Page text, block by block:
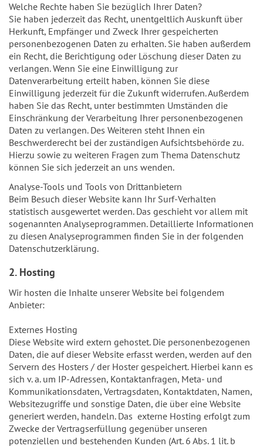
Welche Rechte haben Sie bezüglich Ihrer Daten?
Sie haben jederzeit das Recht, unentgeltlich Auskunft über
Herkunft, Empfänger und Zweck Ihrer gespeicherten
personenbezogenen Daten zu erhalten. Sie haben außerdem
ein Recht, die Berichtigung oder Löschung dieser Daten zu
verlangen. Wenn Sie eine Einwilligung zur
Datenverarbeitung erteilt haben, können Sie diese
Einwilligung jederzeit für die Zukunft widerrufen. Außerdem
haben Sie das Recht, unter bestimmten Umständen die
Einschränkung der Verarbeitung Ihrer personenbezogenen
Daten zu verlangen. Des Weiteren steht Ihnen ein
Beschwerderecht bei der zuständigen Aufsichtsbehörde zu.
Hierzu sowie zu weiteren Fragen zum Thema Datenschutz
können Sie sich jederzeit an uns wenden.
Analyse-Tools und Tools von Drittanbietern
Beim Besuch dieser Website kann Ihr Surf-Verhalten
statistisch ausgewertet werden. Das geschieht vor allem mit
sogenannten Analyseprogrammen. Detaillierte Informationen
zu diesen Analyseprogrammen finden Sie in der folgenden
Datenschutzerklärung.
2. Hosting
Wir hosten die Inhalte unserer Website bei folgendem
Anbieter:
Externes Hosting
Diese Website wird extern gehostet. Die personenbezogenen
Daten, die auf dieser Website erfasst werden, werden auf den
Servern des Hosters / der Hoster gespeichert. Hierbei kann es
sich v. a. um IP-Adressen, Kontaktanfragen, Meta- und
Kommunikationsdaten, Vertragsdaten, Kontaktdaten, Namen,
Websitezugriffe und sonstige Daten, die über eine Website
generiert werden, handeln. Das externe Hosting erfolgt zum
Zwecke der Vertragserfüllung gegenüber unseren
potenziellen und bestehenden Kunden (Art. 6 Abs. 1 lit. b